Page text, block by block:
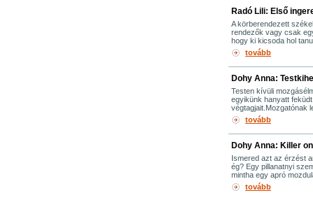
Radó Lili: Első
A körberendezett
rendezők vagy csak
hogy ki kicsoda hol
tovább
Dohy Anna:
Testen kívüli
egyikünk hanyatt
végtagjait.Mozgatónak
tovább
Dohy Anna: Killer
Ismered azt az érzést
ég? Egy pillanatnyi
mintha egy apró
tovább